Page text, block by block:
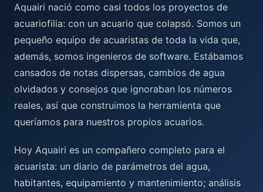
Aquairi nació como casi todos los proyectos de
acuariofilia: con un acuario que colapsó. Somos un
pequeño equipo de acuaristas de toda la vida que,
además, somos ingenieros de software. Estábamos
cansados de notas dispersas, cambios de agua
olvidados y consejos que ignoraban los números
reales, así que construimos la herramienta que
queríamos para nuestros propios acuarios.
Hoy Aquairi es un compañero completo para el
acuarista: un diario de parámetros del agua,
habitantes, equipamiento y mantenimiento; análisis